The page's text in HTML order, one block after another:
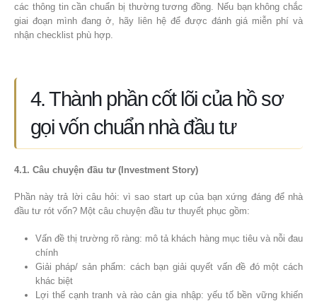
các thông tin cần chuẩn bị thường tương đồng. Nếu bạn không chắc
giai đoạn mình đang ở, hãy liên hệ để được đánh giá miễn phí và
nhận checklist phù hợp.
4. Thành phần cốt lõi của hồ sơ
gọi vốn chuẩn nhà đầu tư
4.1. Câu chuyện đầu tư (Investment Story)
Phần này trả lời câu hỏi: vì sao start up của bạn xứng đáng để nhà
đầu tư rót vốn? Một câu chuyện đầu tư thuyết phục gồm:
Vấn đề thị trường rõ ràng: mô tả khách hàng mục tiêu và nỗi đau
chính
Giải pháp/ sản phẩm: cách bạn giải quyết vấn đề đó một cách
khác biệt
Lợi thế cạnh tranh và rào cản gia nhập: yếu tố bền vững khiến